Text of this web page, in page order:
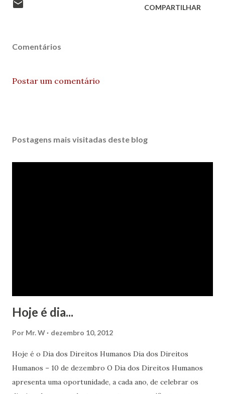
COMPARTILHAR
Comentários
Postar um comentário
Postagens mais visitadas deste blog
Hoje é dia...
Por Mr. W dezembro 10, 2012
Hoje é o Dia dos Direitos Humanos Dia dos Direitos
Humanos – 10 de dezembro O Dia dos Direitos Humanos
apresenta uma oportunidade, a cada ano, de celebrar os